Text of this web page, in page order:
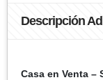
Descripción
Casa en Venta –